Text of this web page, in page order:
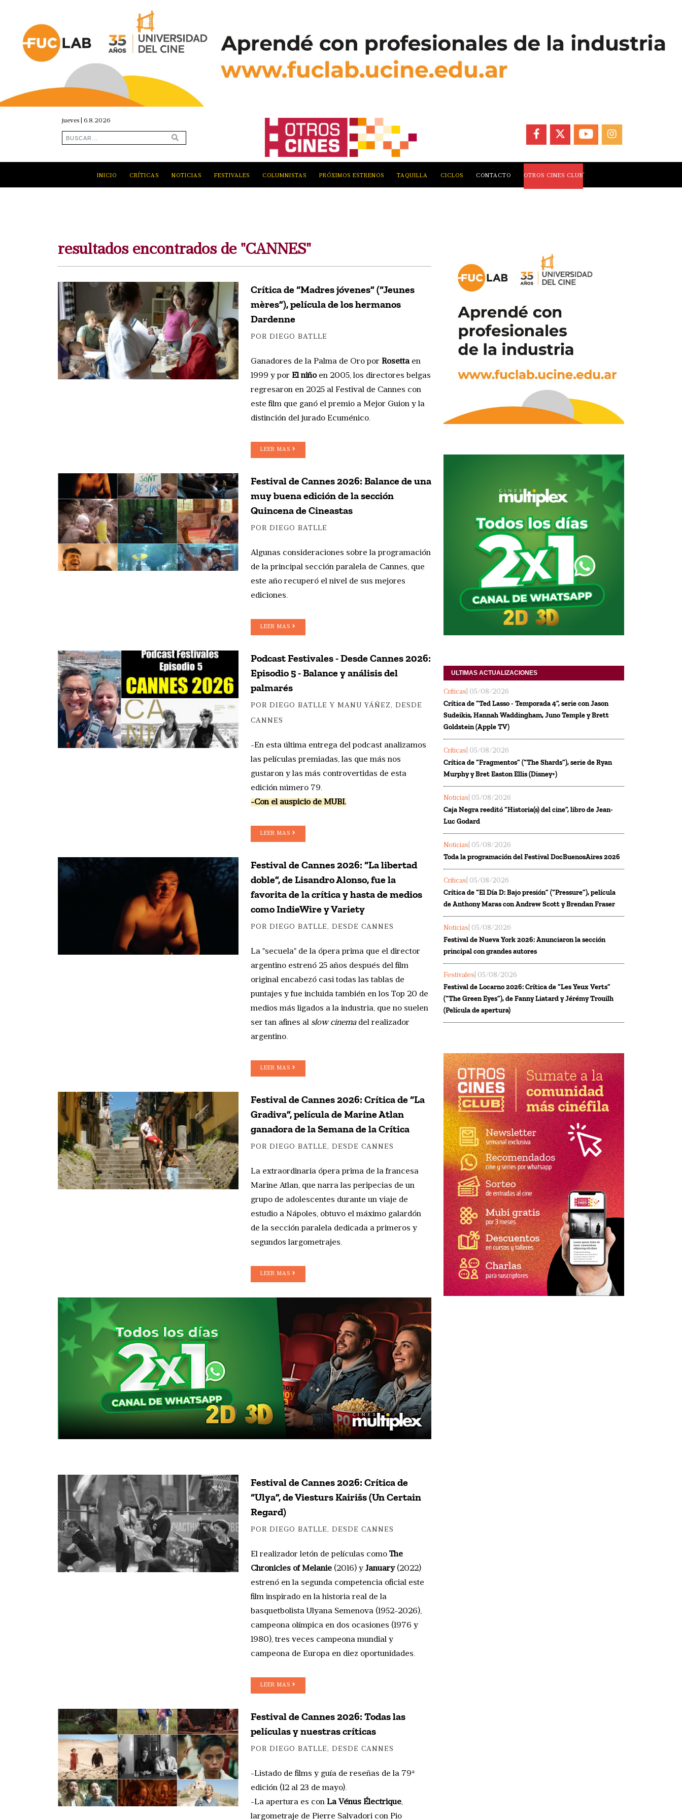
jueves | 6.8.2026
FACEBOOKYOUTUBEINSTAGRAM
INICIO CRÍTICAS NOTICIAS FESTIVALES COLUMNISTAS PRÓXIMOS ESTRENOS TAQUILLA CICLOS CONTACTO OTROS CINES CLUB
resultados encontrados de "CANNES"
Crítica de “Madres jóvenes” (“Jeunes
mères”), película de los hermanos
Dardenne
POR DIEGO BATLLE
Ganadores de la Palma de Oro por Rosettaen
1999 y por El niñoen 2005, los directores belgas
regresaron en 2025 al Festival de Cannes con
este film que ganó el premio a Mejor Guion y la
distinción del jurado Ecuménico.
LEER MAS
Festival de Cannes 2026: Balance de una
muy buena edición de la sección
Quincena de Cineastas
POR DIEGO BATLLE
Algunas consideraciones sobre la programación
de la principal sección paralela de Cannes, que
este año recuperó el nivel de sus mejores
ediciones.
LEER MAS
Podcast Festivales - Desde Cannes 2026:
Episodio 5 - Balance y análisis del
palmarés
POR DIEGO BATLLE Y MANU YÁÑEZ, DESDE
CANNES
-En esta última entrega del podcast analizamos
las películas premiadas, las que más nos
gustaron y las más controvertidas de esta
edición número 79.
-Con el auspicio de MUBI.
LEER MAS
Festival de Cannes 2026: “La libertad
doble”, de Lisandro Alonso, fue la
favorita de la crítica y hasta de medios
como IndieWire y Variety
POR DIEGO BATLLE, DESDE CANNES
La "secuela" de la ópera prima que el director
argentino estrenó 25 años después del film
original encabezó casi todas las tablas de
puntajes y fue incluida también en los Top 20 de
medios más ligados a la industria, que no suelen
ser tan afines al slow cinema del realizador
argentino.
LEER MAS
Festival de Cannes 2026: Crítica de “La
Gradiva”, película de Marine Atlan
ganadora de la Semana de la Crítica
POR DIEGO BATLLE, DESDE CANNES
La extraordinaria ópera prima de la francesa
Marine Atlan, que narra las peripecias de un
grupo de adolescentes durante un viaje de
estudio a Nápoles, obtuvo el máximo galardón
de la sección paralela dedicada a primeros y
segundos largometrajes.
LEER MAS
Festival de Cannes 2026: Crítica de
“Ulya”, de Viesturs Kairišs (Un Certain
Regard)
POR DIEGO BATLLE, DESDE CANNES
El realizador letón de películas como The
Chronicles of Melanie (2016) yJanuary(2022)
estrenó en la segunda competencia oficial este
film inspirado en la historia real de la
basquetbolista Ulyana Semenova (1952-2026),
campeona olímpica en dos ocasiones (1976 y
1980), tres veces campeona mundial y
campeona de Europa en diez oportunidades.
LEER MAS
Festival de Cannes 2026: Todas las
películas y nuestras críticas
POR DIEGO BATLLE, DESDE CANNES
-Listado de films y guía de reseñas de la 79ª
edición (12 al 23 de mayo).
-La apertura es con La Vénus Électrique,
largometraje de Pierre Salvadori con Pio
ULTIMAS ACTUALIZACIONES
Críticas | 05/08/2026
Crítica de “Ted Lasso - Temporada 4”, serie con Jason
Sudeikis, Hannah Waddingham, Juno Temple y Brett
Goldstein (Apple TV)
Críticas | 05/08/2026
Crítica de “Fragmentos” (“The Shards”), serie de Ryan
Murphy y Bret Easton Ellis (Disney+)
Noticias | 05/08/2026
Caja Negra reeditó “Historia(s) del cine”, libro de Jean-
Luc Godard
Noticias | 05/08/2026
Toda la programación del Festival DocBuenosAires 2026
Críticas | 05/08/2026
Crítica de “El Día D: Bajo presión” (“Pressure”), película
de Anthony Maras con Andrew Scott y Brendan Fraser
Noticias | 05/08/2026
Festival de Nueva York 2026: Anunciaron la sección
principal con grandes autores
Festivales | 05/08/2026
Festival de Locarno 2026: Crítica de “Les Yeux Verts”
(“The Green Eyes”), de Fanny Liatard y Jérémy Trouilh
(Película de apertura)